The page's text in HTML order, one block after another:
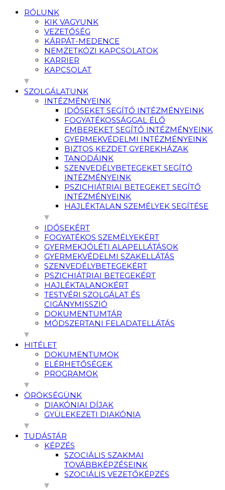
RÓLUNK
KIK VAGYUNK
VEZETŐSÉG
KÁRPÁT-MEDENCE
NEMZETKÖZI KAPCSOLATOK
KARRIER
KAPCSOLAT
SZOLGÁLATUNK
INTÉZMÉNYEINK
IDŐSEKET SEGÍTŐ INTÉZMÉNYEINK
FOGYATÉKOSSÁGGAL ÉLŐ
EMBEREKET SEGÍTŐ INTÉZMÉNYEINK
GYERMEKVÉDELMI INTÉZMÉNYEINK
BIZTOS KEZDET GYEREKHÁZAK
TANODÁINK
SZENVEDÉLYBETEGEKET SEGÍTŐ
INTÉZMÉNYEINK
PSZICHIÁTRIAI BETEGEKET SEGÍTŐ
INTÉZMÉNYEINK
HAJLÉKTALAN SZEMÉLYEK SEGÍTÉSE
IDŐSEKÉRT
FOGYATÉKOS SZEMÉLYEKÉRT
GYERMEKJÓLÉTI ALAPELLÁTÁSOK
GYERMEKVÉDELMI SZAKELLÁTÁS
SZENVEDÉLYBETEGEKÉRT
PSZICHIÁTRIAI BETEGEKÉRT
HAJLÉKTALANOKÉRT
TESTVÉRI SZOLGÁLAT ÉS
CIGÁNYMISSZIÓ
DOKUMENTUMTÁR
MÓDSZERTANI FELADATELLÁTÁS
HITÉLET
DOKUMENTUMOK
ELÉRHETŐSÉGEK
PROGRAMOK
ÖRÖKSÉGÜNK
DIAKÓNIAI DÍJAK
GYÜLEKEZETI DIAKÓNIA
TUDÁSTÁR
KÉPZÉS
SZOCIÁLIS SZAKMAI
TOVÁBBKÉPZÉSEINK
SZOCIÁLIS VEZETŐKÉPZÉS